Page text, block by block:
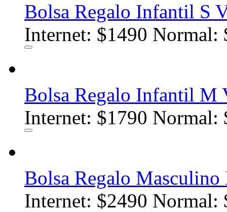
Bolsa Regalo Infantil S
Internet: $1490 Normal:
Bolsa Regalo Infantil M
Internet: $1790 Normal:
Bolsa Regalo
Internet: $2490 Normal: